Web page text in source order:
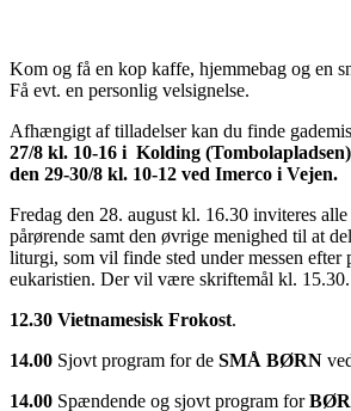
Kom og få en kop kaffe, hjemmebag og en
Få evt. en personlig velsignelse.
Afhængigt af tilladelser kan du finde
27/8 kl. 10-16 i Kolding
den 29-30/8 kl. 10-12 ved Imerco i Vejen.
Fredag den 28. august kl. 16.30 inviteres alle
pårørende samt den øvrige menighed til at
liturgi, som vil finde sted under messen
eukaristien. Der vil være skriftemål kl. 15.30.
12.30 Vietnamesisk Frokost.
14.00 Sjovt program for de SMÅ BØRN
14.00 Spændende og sjovt program for